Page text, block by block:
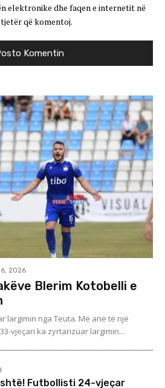
elektronike dhe faqen e internetit në
që komentoj.
2026
Blerim Kotobelli e
largimin nga Teuta. Me anë të një
vjeçari ka zyrtarizuar largimin...
Futbollisti 24-vjeçar